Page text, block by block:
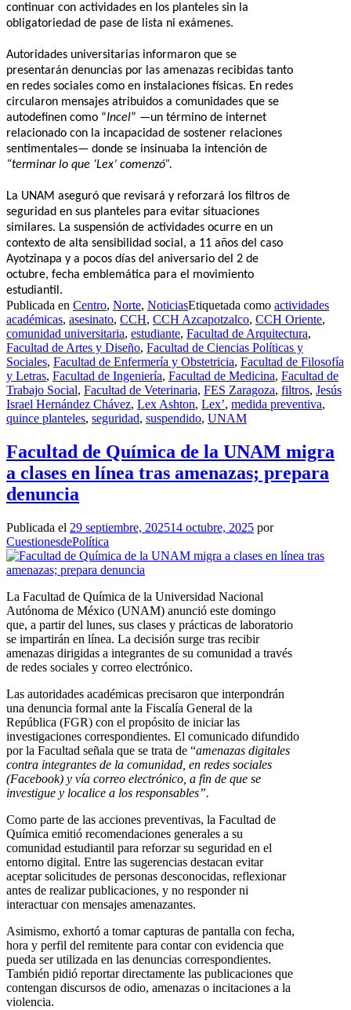
continuar con actividades en los planteles sin la
obligatoriedad de pase de lista ni exámenes.
Autoridades universitarias informaron que se
presentarán denuncias por las amenazas recibidas tanto
en redes sociales como en instalaciones físicas. En redes
circularon mensajes atribuidos a comunidades que se
autodefinen como “Incel” —un término de internet
relacionado con la incapacidad de sostener relaciones
sentimentales— donde se insinuaba la intención de
“terminar lo que ‘Lex’ comenzó”.
La UNAM aseguró que revisará y reforzará los filtros de
seguridad en sus planteles para evitar situaciones
similares. La suspensión de actividades ocurre en un
contexto de alta sensibilidad social, a 11 años del caso
Ayotzinapa y a pocos días del aniversario del 2 de
octubre, fecha emblemática para el movimiento
estudiantil.
Publicada en Centro, Norte, NoticiasEtiquetada como actividades
académicas, asesinato, CCH, CCH Azcapotzalco, CCH Oriente,
comunidad universitaria, estudiante, Facultad de Arquitectura,
Facultad de Artes y Diseño, Facultad de Ciencias Políticas y
Sociales, Facultad de Enfermería y Obstetricia, Facultad de Filosofía
y Letras, Facultad de Ingeniería, Facultad de Medicina, Facultad de
Trabajo Social, Facultad de Veterinaria, FES Zaragoza, filtros, Jesús
Israel Hernández Chávez, Lex Ashton, Lex’, medida preventiva,
quince planteles, seguridad, suspendido, UNAM
Facultad de Química de la UNAM migra
a clases en línea tras amenazas; prepara
denuncia
Publicada el 29 septiembre, 202514 octubre, 2025 por
CuestionesdePolítica
La Facultad de Química de la Universidad Nacional
Autónoma de México (UNAM) anunció este domingo
que, a partir del lunes, sus clases y prácticas de laboratorio
se impartirán en línea. La decisión surge tras recibir
amenazas dirigidas a integrantes de su comunidad a través
de redes sociales y correo electrónico.
Las autoridades académicas precisaron que interpondrán
una denuncia formal ante la Fiscalía General de la
República (FGR) con el propósito de iniciar las
investigaciones correspondientes. El comunicado difundido
por la Facultad señala que se trata de “amenazas digitales
contra integrantes de la comunidad, en redes sociales
(Facebook) y vía correo electrónico, a fin de que se
investigue y localice a los responsables”.
Como parte de las acciones preventivas, la Facultad de
Química emitió recomendaciones generales a su
comunidad estudiantil para reforzar su seguridad en el
entorno digital. Entre las sugerencias destacan evitar
aceptar solicitudes de personas desconocidas, reflexionar
antes de realizar publicaciones, y no responder ni
interactuar con mensajes amenazantes.
Asimismo, exhortó a tomar capturas de pantalla con fecha,
hora y perfil del remitente para contar con evidencia que
pueda ser utilizada en las denuncias correspondientes.
También pidió reportar directamente las publicaciones que
contengan discursos de odio, amenazas o incitaciones a la
violencia.